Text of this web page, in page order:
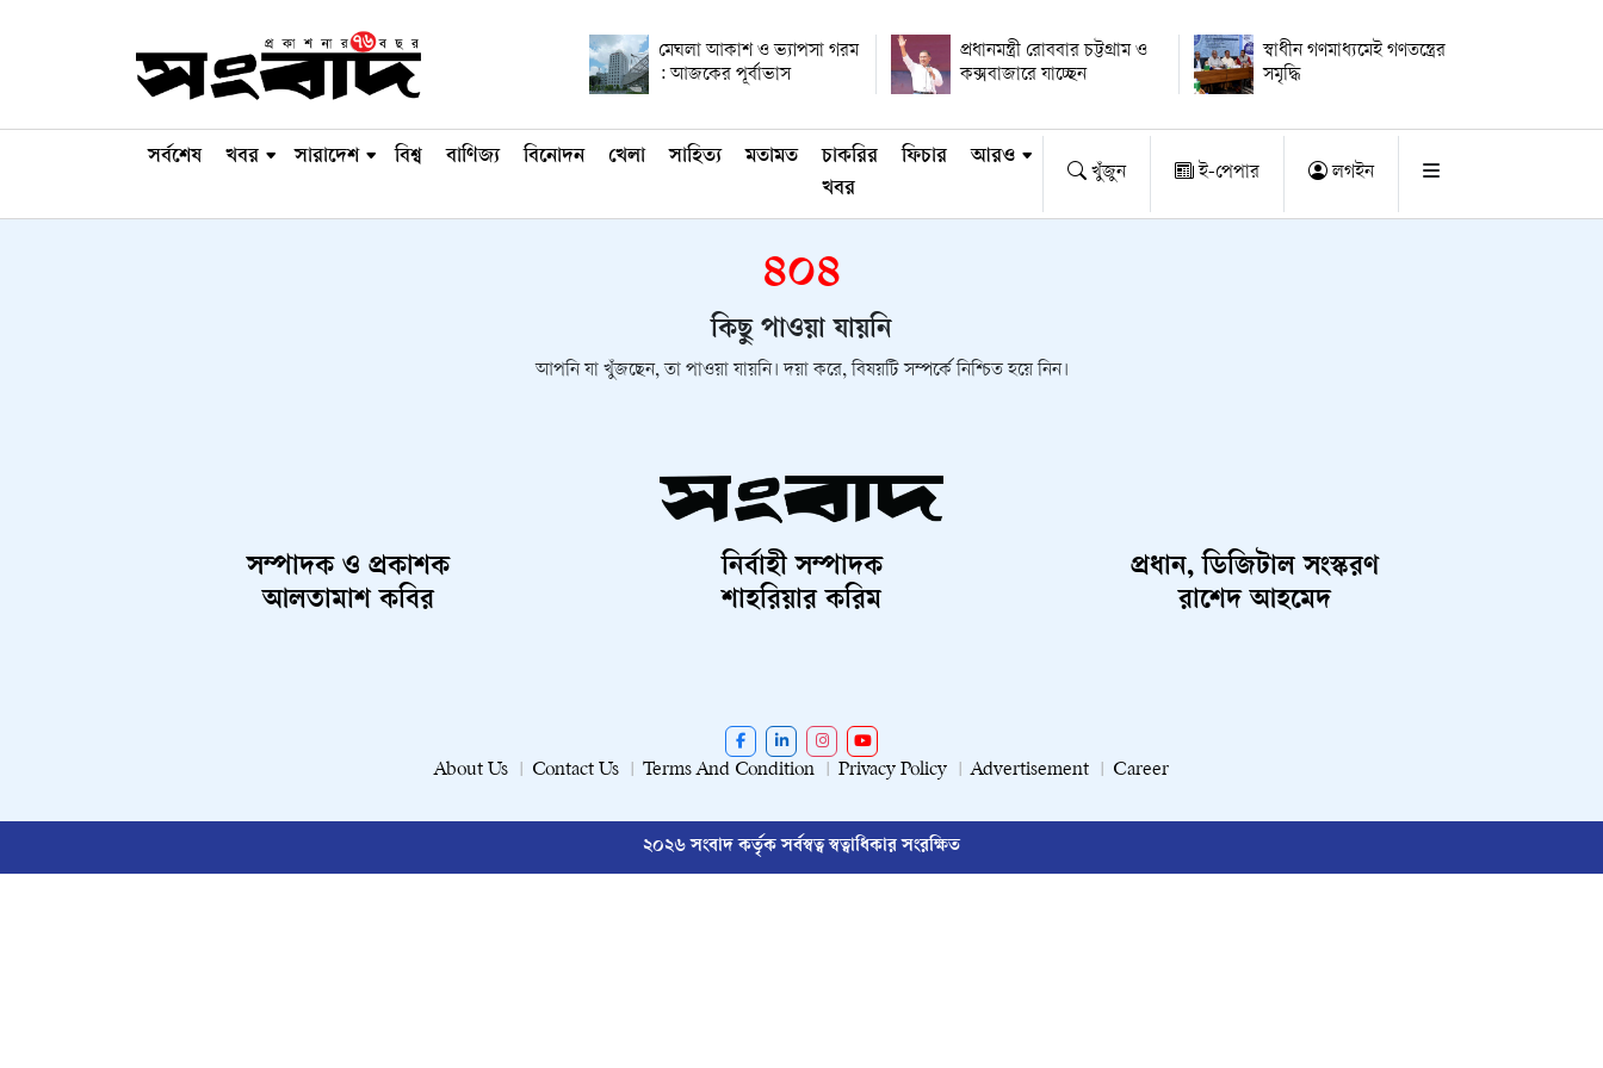
মেঘলা আকাশ ও ভ্যাপসা গরম
: আজকের পূর্বাভাস
প্রধানমন্ত্রী রোববার চট্টগ্রাম ও
কক্সবাজারে যাচ্ছেন
স্বাধীন গণমাধ্যমেই গণতন্ত্রের
সমৃদ্ধি
সর্বশেষ খবর সারাদেশ বিশ্ব বাণিজ্য বিনোদন খেলা সাহিত্য মতামত
চাকরির
খবর
ফিচার আরও
খুঁজুন ই-পেপার লগইন
৪০৪
কিছু পাওয়া যায়নি
আপনি যা খুঁজছেন, তা পাওয়া যায়নি। দয়া করে, বিষয়টি সম্পর্কে নিশ্চিত হয়ে নিন।
সম্পাদক ও প্রকাশক
আলতামাশ কবির
নির্বাহী সম্পাদক
শাহরিয়ার করিম
প্রধান, ডিজিটাল সংস্করণ
রাশেদ আহমেদ
About Us Contact Us Terms And Condition Privacy Policy Advertisement Career
২০২৬ সংবাদ কর্তৃক সর্বস্বত্ব স্বত্বাধিকার সংরক্ষিত